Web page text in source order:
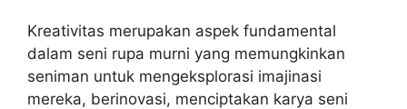
Kreativitas merupakan aspek fundamental
dalam seni rupa murni yang memungkinkan
seniman untuk mengeksplorasi imajinasi
mereka, berinovasi, menciptakan karya seni